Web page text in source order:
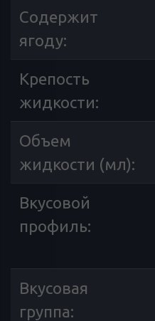
Содержит
ягоду:
Крепость
жидкости:
Объем
жидкости (мл):
Вкусовой
профиль:
Вкусовая
группа: